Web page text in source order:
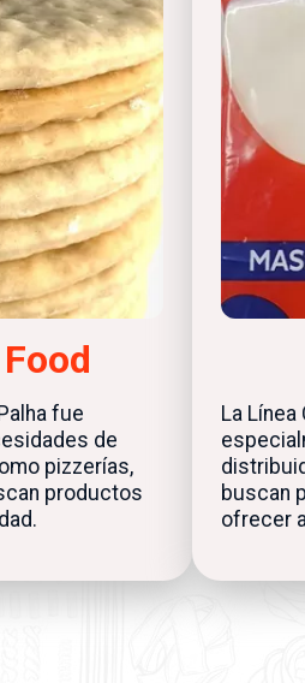
fue
de
pizzerías,
productos
La
buscan
ofrecer